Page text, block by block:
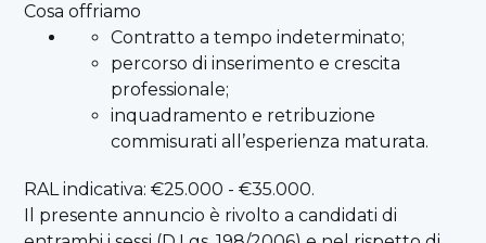
Cosa offriamo
Contratto a tempo indeterminato;
percorso di inserimento e crescita
professionale;
inquadramento e retribuzione
commisurati all’esperienza maturata.
RAL indicativa: €25.000 - €35.000.
Il presente annuncio è rivolto a candidati di